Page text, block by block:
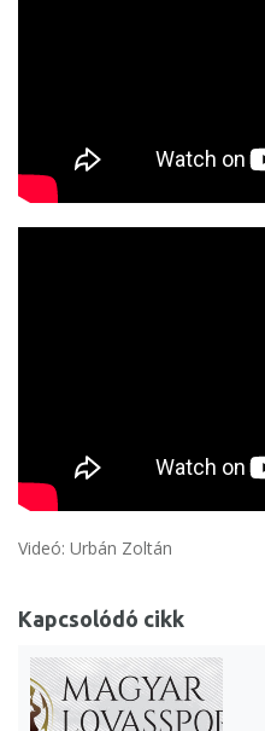
Videó: Urbán Zoltán
Kapcsolódó cikk